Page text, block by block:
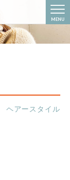
MENU
ヘアースタイル